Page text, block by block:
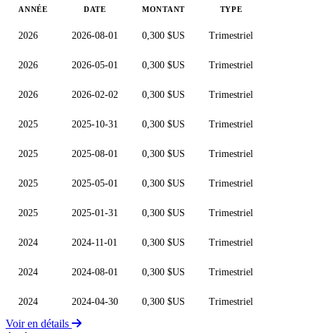
ANNÉE DATE MONTANT TYPE
2026 2026-08-01 0,300 $US Trimestriel
2026 2026-05-01 0,300 $US Trimestriel
2026 2026-02-02 0,300 $US Trimestriel
2025 2025-10-31 0,300 $US Trimestriel
2025 2025-08-01 0,300 $US Trimestriel
2025 2025-05-01 0,300 $US Trimestriel
2025 2025-01-31 0,300 $US Trimestriel
2024 2024-11-01 0,300 $US Trimestriel
2024 2024-08-01 0,300 $US Trimestriel
2024 2024-04-30 0,300 $US Trimestriel
Voir en détails